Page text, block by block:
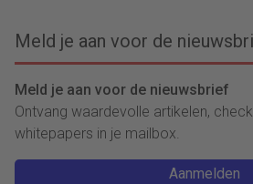
Meld je aan voor de
Meld je aan voor de nieuwsbrief
Ontvang waardevolle artikelen,
whitepapers in je mailbox.
Aanmelden